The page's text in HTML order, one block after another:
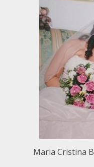
Maria Cristina